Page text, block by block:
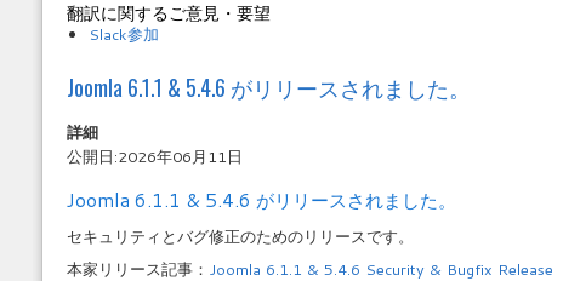
翻訳に関するご意見・要望
Slack参加
Joomla 6.1.1 & 5.4.6 がリリースされました。
詳細
公開日:2026年06月11日
Joomla 6.1.1 & 5.4.6 がリリースされました。
セキュリティとバグ修正のためのリリースです。
本家リリース記事： Joomla 6.1.1 & 5.4.6 Security & Bugfix Release